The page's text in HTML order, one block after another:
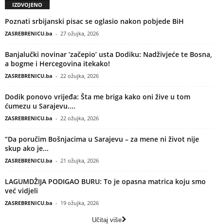
IZDVOJENO
Poznati srbijanski pisac se oglasio nakon pobjede BiH
ZASREBRENICU.ba - 27 ožujka, 2026
Banjalučki novinar ‘začepio’ usta Dodiku: Nadživjeće te Bosna,
a bogme i Hercegovina itekako!
ZASREBRENICU.ba - 22 ožujka, 2026
Dodik ponovo vrijeđa: Šta me briga kako oni žive u tom
ćumezu u Sarajevu....
ZASREBRENICU.ba - 22 ožujka, 2026
“Da poručim Bošnjacima u Sarajevu – za mene ni život nije
skup ako je...
ZASREBRENICU.ba - 21 ožujka, 2026
LAGUMDŽIJA PODIGAO BURU: To je opasna matrica koju smo
već vidjeli
ZASREBRENICU.ba - 19 ožujka, 2026
Učitaj više